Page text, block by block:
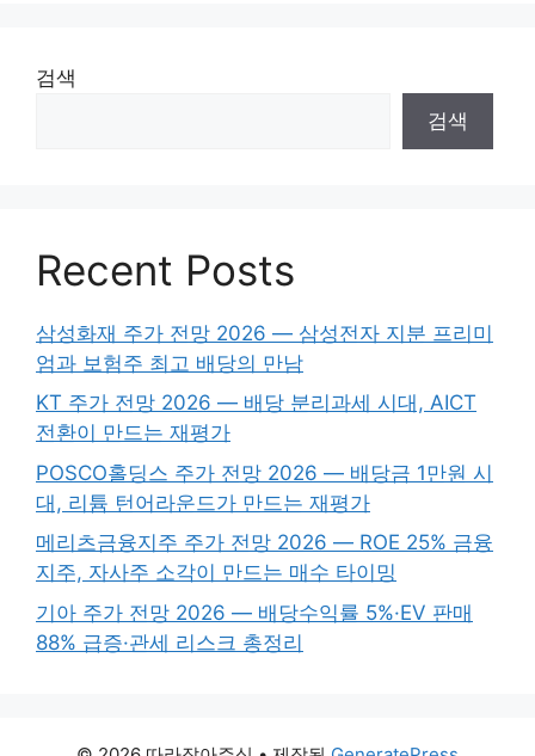
검색
검색
Recent Posts
삼성화재 주가 전망 2026 — 삼성전자 지분 프리미
엄과 보험주 최고 배당의 만남
KT 주가 전망 2026 — 배당 분리과세 시대, AICT
전환이 만드는 재평가
POSCO홀딩스 주가 전망 2026 — 배당금 1만원 시
대, 리튬 턴어라운드가 만드는 재평가
메리츠금융지주 주가 전망 2026 — ROE 25% 금융
지주, 자사주 소각이 만드는 매수 타이밍
기아 주가 전망 2026 — 배당수익률 5%·EV 판매
88% 급증·관세 리스크 총정리